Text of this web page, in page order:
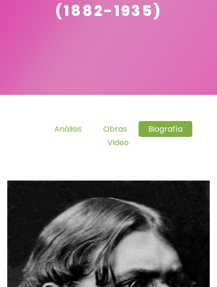
(1882-1935)
Análisis Obras
Biografía
Video